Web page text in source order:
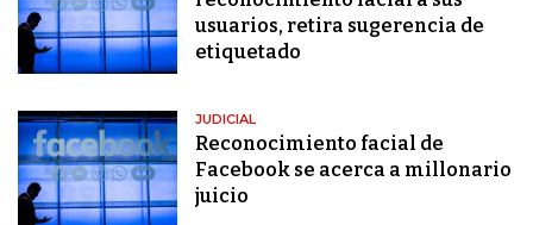
usuarios, retira sugerencia de
etiquetado
JUDICIAL
Reconocimiento facial de
Facebook se acerca a millonario
juicio